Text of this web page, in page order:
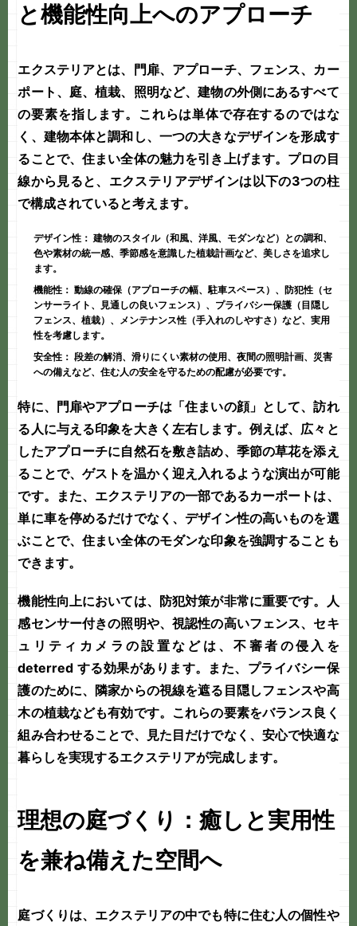
と機能性向上へのアプローチ
エクステリアとは、門扉、アプローチ、フェンス、カー
ポート、庭、植栽、照明など、建物の外側にあるすべて
の要素を指します。これらは単体で存在するのではな
く、建物本体と調和し、一つの大きなデザインを形成す
ることで、住まい全体の魅力を引き上げます。プロの目
線から見ると、エクステリアデザインは以下の3つの柱
で構成されていると考えます。
デザイン性： 建物のスタイル（和風、洋風、モダンなど）との調和、
色や素材の統一感、季節感を意識した植栽計画など、美しさを追求し
ます。
機能性： 動線の確保（アプローチの幅、駐車スペース）、防犯性（セ
ンサーライト、見通しの良いフェンス）、プライバシー保護（目隠し
フェンス、植栽）、メンテナンス性（手入れのしやすさ）など、実用
性を考慮します。
安全性： 段差の解消、滑りにくい素材の使用、夜間の照明計画、災害
への備えなど、住む人の安全を守るための配慮が必要です。
特に、門扉やアプローチは「住まいの顔」として、訪れ
る人に与える印象を大きく左右します。例えば、広々と
したアプローチに自然石を敷き詰め、季節の草花を添え
ることで、ゲストを温かく迎え入れるような演出が可能
です。また、 エクステリアの一部であるカーポートは、
単に車を停めるだけでなく、デザイン性の高いものを選
ぶことで、住まい全体のモダンな印象を強調することも
できます。
機能性向上においては、防犯対策が非常に重要です。人
感センサー付きの照明や、視認性の高いフェンス、セキ
ュリティカメラの設置などは、不審者の侵入を
deterred する効果があります。また、プライバシー保
護のために、隣家からの視線を遮る目隠しフェンスや高
木の植栽なども有効です。これらの要素をバランス良く
組み合わせることで、見た目だけでなく、安心で快適な
暮らしを実現するエクステリアが完成します。
理想の庭づくり：癒しと実用性
を兼ね備えた空間へ
庭づくり は、エクステリアの中でも特に住む人の個性や